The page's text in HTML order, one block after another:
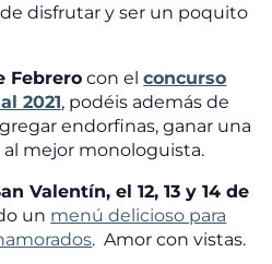
disfrutar y ser un poquito
Febrero con elconcurso
2021, podéis además de
endorfinas, ganar una
mejor monologuista.
Valentín, el 12, 13 y 14 de
un menú delicioso para
. Amor con vistas.